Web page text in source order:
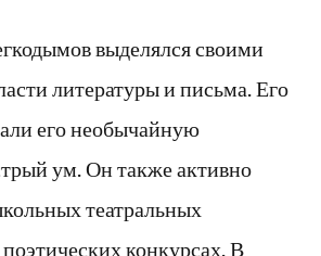
выделялся своими
литературы и письма. Его
его необычайную
ум. Он также активно
театральных
конкурсах. В